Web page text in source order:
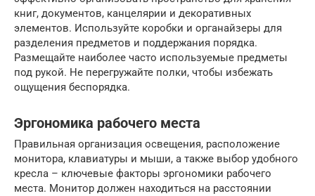
книг, документов, канцелярии и декоративных
элементов. Используйте коробки и органайзеры для
разделения предметов и поддержания порядка.
Размещайте наиболее часто используемые предметы
под рукой. Не перегружайте полки, чтобы избежать
ощущения беспорядка.
Эргономика рабочего места
Правильная организация освещения, расположение
монитора, клавиатуры и мыши, а также выбор удобного
кресла – ключевые факторы эргономики рабочего
места. Монитор должен находиться на расстоянии